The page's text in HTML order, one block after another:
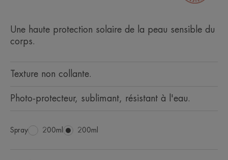
Une haute protection solaire de la peau sensible du
corps.
Texture non collante.
Photo-protecteur, sublimant, résistant à l'eau.
Spray Spray
200ml Spray
200ml